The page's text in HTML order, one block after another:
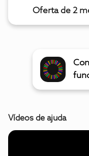
Oferta de 2
Vídeos de ajuda